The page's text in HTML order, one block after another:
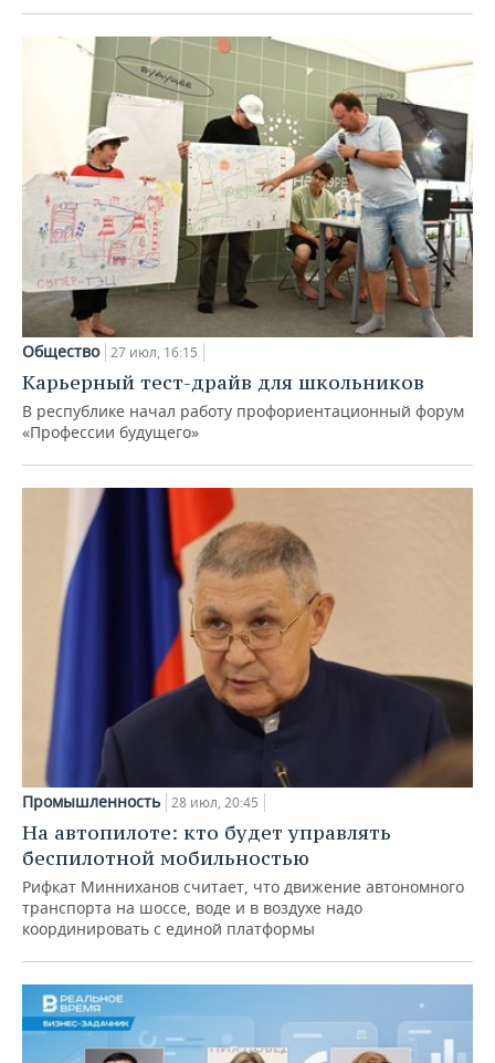
Общество 27 июл, 16:15
Карьерный тест-драйв для школьников
В республике начал работу профориентационный форум
«Профессии будущего»
Промышленность 28 июл, 20:45
На автопилоте: кто будет управлять
беспилотной мобильностью
Рифкат Минниханов считает, что движение автономного
транспорта на шоссе, воде и в воздухе надо
координировать с единой платформы